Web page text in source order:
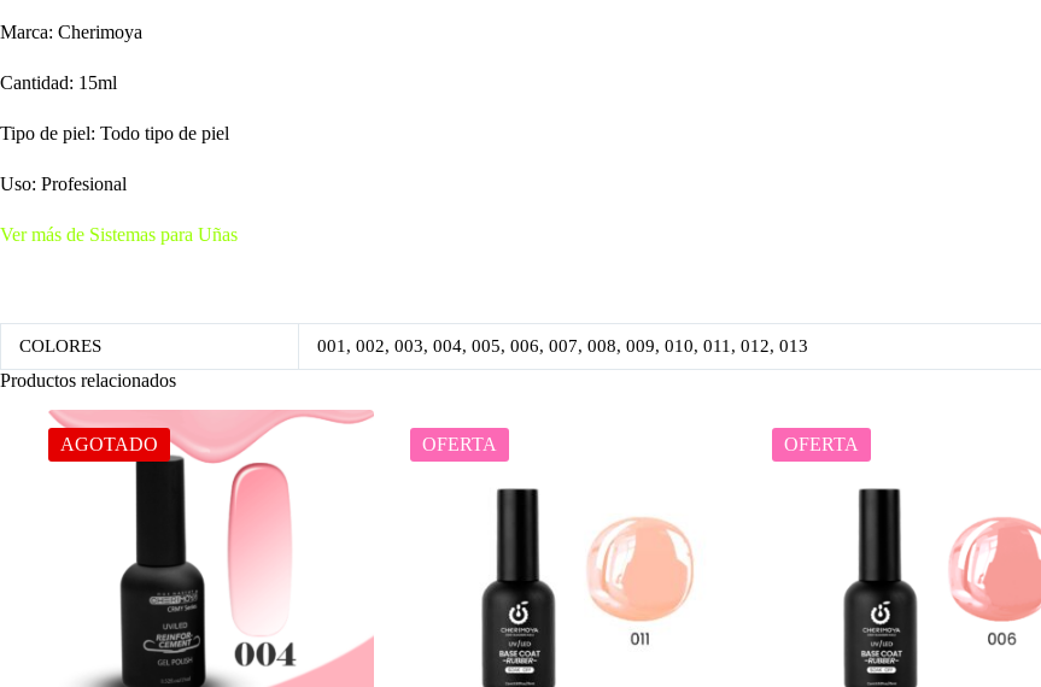
Marca: Cherimoya
Cantidad: 15ml
Tipo de piel: Todo tipo de piel
Uso: Profesional
Ver más de Sistemas para Uñas
COLORES 001, 002, 003, 004, 005, 006, 007, 008, 009, 010, 011, 012, 013
Productos relacionados
AGOTADO OFERTA OFERTA